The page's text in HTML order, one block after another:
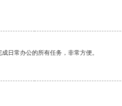
日常办公的所有任务，非常方便。